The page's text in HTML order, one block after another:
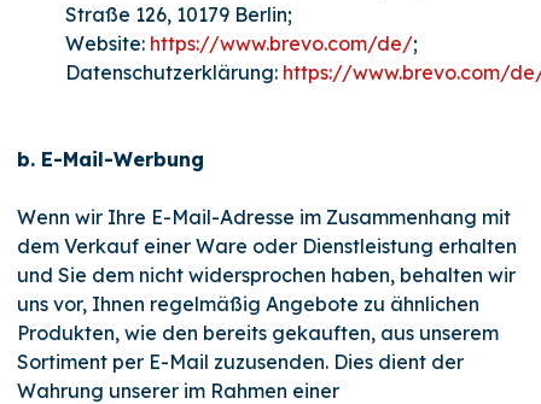
Straße 126, 10179 Berlin;
Website: https://www.brevo.com/de/;
Datenschutzerklärung: https://www.brevo.com/
b. E-Mail-Werbung
Wenn wir Ihre E-Mail-Adresse im Zusammenhang mit
dem Verkauf einer Ware oder Dienstleistung erhalten
und Sie dem nicht widersprochen haben, behalten wir
uns vor, Ihnen regelmäßig Angebote zu ähnlichen
Produkten, wie den bereits gekauften, aus unserem
Sortiment per E-Mail zuzusenden. Dies dient der
Wahrung unserer im Rahmen einer